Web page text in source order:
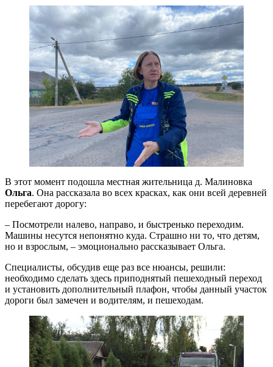
В этот момент подошла местная жительница д. Малиновка
Ольга. Она рассказала во всех красках, как они всей деревней
перебегают дорогу:
– Посмотрели налево, направо, и быстренько переходим.
Машины несутся непонятно куда. Страшно ни то, что детям,
но и взрослым, – эмоционально рассказывает Ольга.
Специалисты, обсудив еще раз все нюансы, решили:
необходимо сделать здесь приподнятый пешеходный переход
и установить дополнительный плафон, чтобы данный участок
дороги был замечен и водителям, и пешеходам.